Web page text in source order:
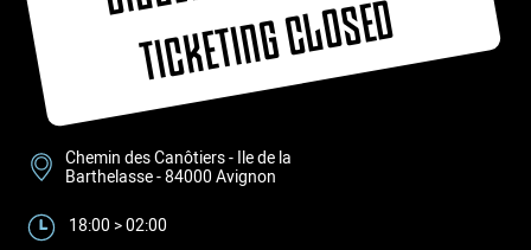
D
Chemin des Canôtiers - Ile de la
Barthelasse - 84000 Avignon
18:00 > 02:00